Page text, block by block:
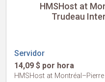
HMSHost at
Trudeau
Servidor
14,09 $ por hora